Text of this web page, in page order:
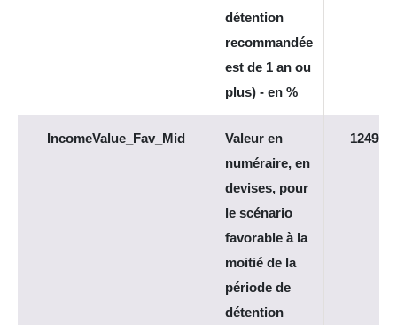
détention
recommandée
est de 1 an ou
plus) - en %
IncomeValue_Fav_Mid
Valeur en
numéraire, en
devises, pour
le scénario
favorable à la
moitié de la
période de
détention
12490